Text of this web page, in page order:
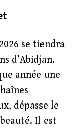
se tiendra
d’Abidjan.
année une
dépasse le
Il est